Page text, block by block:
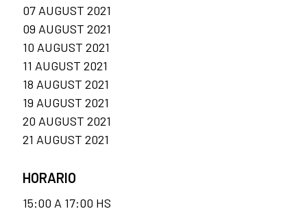
07 AUGUST 2021
09 AUGUST 2021
10 AUGUST 2021
11 AUGUST 2021
18 AUGUST 2021
19 AUGUST 2021
20 AUGUST 2021
21 AUGUST 2021
HORARIO
15:00 A 17:00 HS